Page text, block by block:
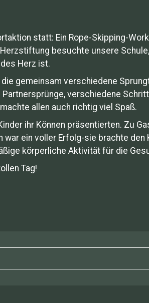
statt: Ein Rope-Skipping-
besuchte unsere
Herz ist.
gemeinsam verschiedene
verschiedene
allen auch richtig viel Spaß.
ihr Können präsentierten. Zu
ein voller Erfolg-sie brachte den
körperliche Aktivität für die
Tag!